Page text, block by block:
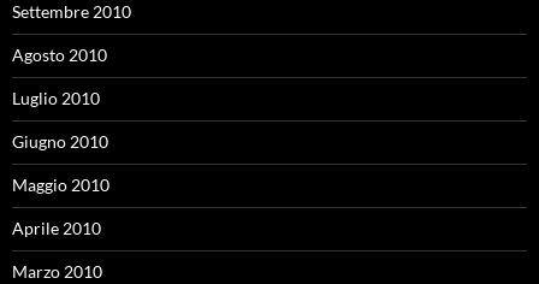
Settembre 2010
Agosto 2010
Luglio 2010
Giugno 2010
Maggio 2010
Aprile 2010
Marzo 2010